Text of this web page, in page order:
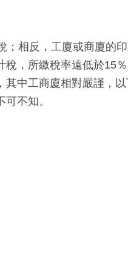
；相反，工廈或商廈的
，所繳稅率遠低於15
中工商廈相對嚴謹，
不知。